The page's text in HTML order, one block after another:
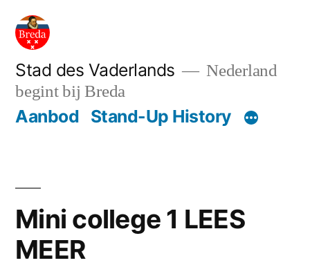
naar
inhoud
Stad des Vaderlands
Nederland
begint bij Breda
Aanbod Stand-Up History
Mini college 1 LEES
MEER